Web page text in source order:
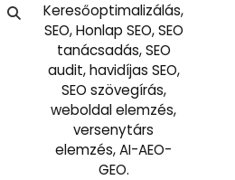
Keresőoptimalizálás,
SEO, Honlap SEO, SEO
tanácsadás, SEO
audit, havidíjas SEO,
SEO szövegírás,
weboldal elemzés,
versenytárs
elemzés, AI-AEO-
GEO.